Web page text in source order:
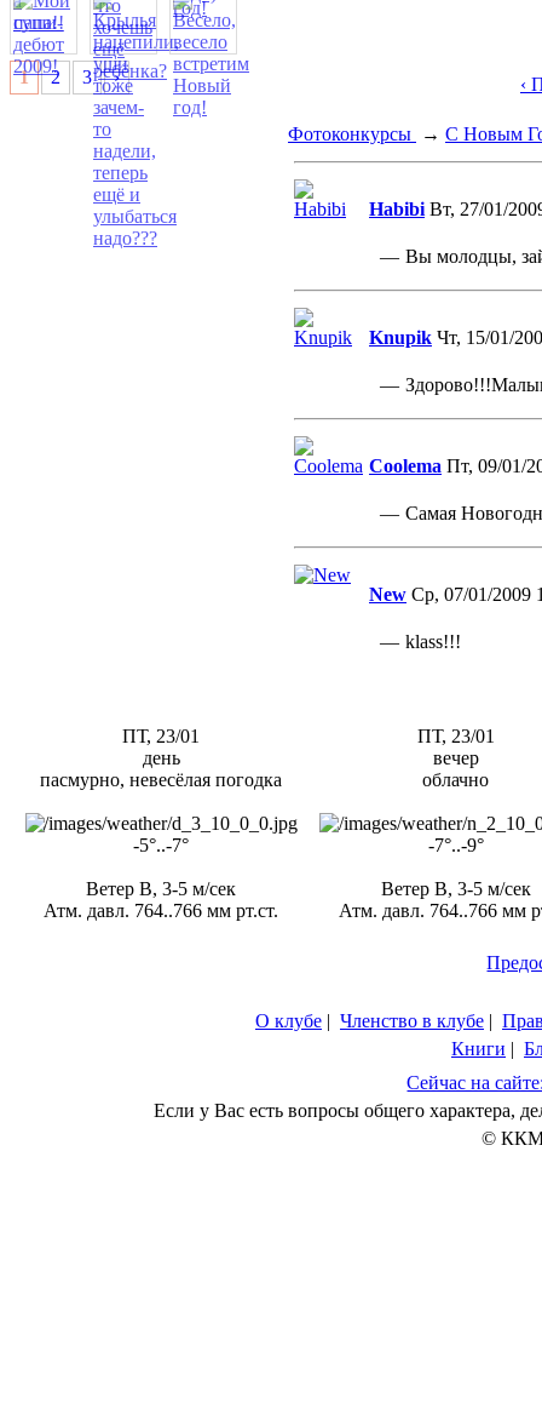
‹
Фотоконкурсы → С Новым
Habibi Вт, 27/01/
— Вы молодцы,
Knupik Чт, 15/01/
—
Coolema Пт, 09/01/
— Самая
New Ср, 07/01/2009
— klass!!!
1 2 3 ›
ПТ, 23/01
день
пасмурно, невесёлая погодка
-5°..-7°
Ветер В, 3-5 м/сек
Атм. давл. 764..766 мм рт.ст.
ПТ, 23/01
вечер
облачно
-7°..-9°
Ветер В, 3-5 м/сек
Атм. давл. 764..766 мм
О клубе | Членство в клубе |
Книги |
Сейчас на
Если у Вас есть вопросы общего характера,
© ККМ